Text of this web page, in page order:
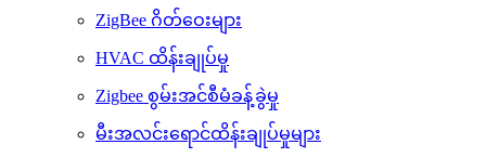
ZigBee ဂိတ်ဝေးများ
HVAC ထိန်းချုပ်မှု
Zigbee စွမ်းအင်စီမံခန့်ခွဲမှု
မီးအလင်းရောင်ထိန်းချုပ်မှုများ